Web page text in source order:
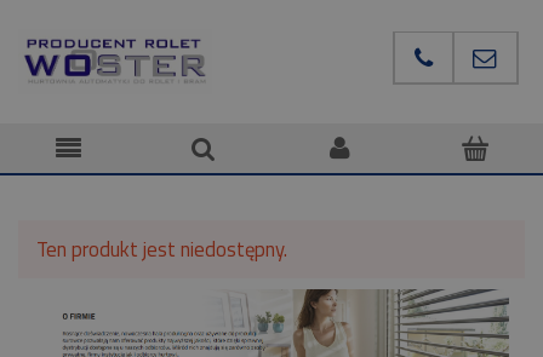
Ten produkt jest niedostępny.